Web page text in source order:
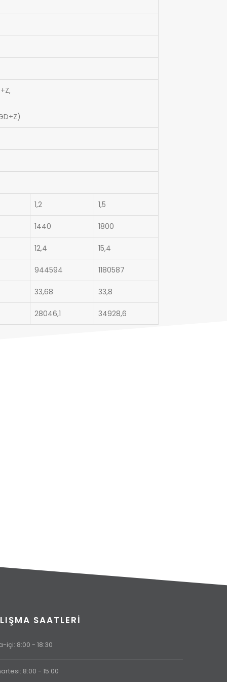
1,2 1,5
1440 1800
12,4 15,4
944594 1180587
33,68 33,8
28046,1 34928,6
SAATLERI
içi: 8:00 - 18:30
8:00 - 15:00